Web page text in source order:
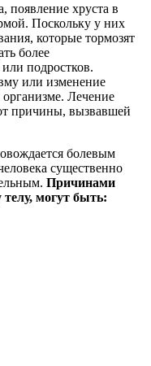
появление хруста в
Поскольку у них
которые тормозят
более
подростков.
или изменение
Лечение
причины, вызвавшей
болевым
существенно
Причинами
телу, могут быть: